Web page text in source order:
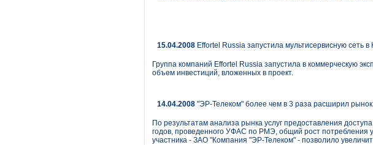
15.04.2008 Effortel Russia запустила мультисервисную сеть в
Группа компаний Effortel Russia запустила в коммерческую
объем инвестиций, вложенных в проект.
14.04.2008 "ЭР-Телеком" более чем в 3 раза расширил
По результатам анализа рынка услуг предоставления
годов, проведенного УФАС по РМЭ, общий рост потребления
участника - ЗАО "Компания "ЭР-Телеком" - позволило